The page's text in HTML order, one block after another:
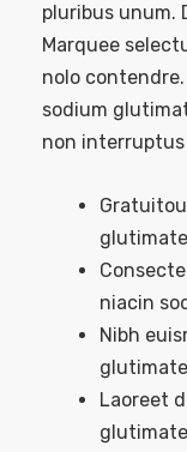
pluribus unum.
Marquee
nolo
sodium
non
niacin
Nibh
Laoreet